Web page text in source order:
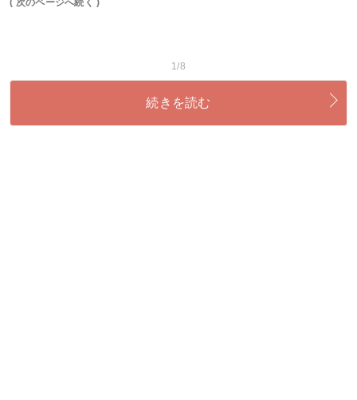
( 次のページへ続く )
1/8
続きを読む